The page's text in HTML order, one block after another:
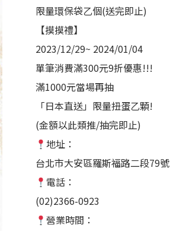
限量環保袋乙個(送完即止)
【摸摸禮】
2023/12/29~ 2024/01/04
單筆消費滿300元9折優惠!!!
滿1000元當場再抽
「日本直送」限量扭蛋乙顆!
(金額以此類推/抽完即止)
地址：
台北市大安區羅斯福路二段79號
電話：
(02)2366-0923
營業時間：